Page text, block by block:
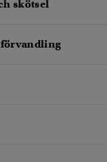
skötsel
förvandling